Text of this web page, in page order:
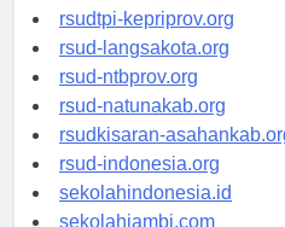
rsud-sulbarprov.org
rsudtpi-kepriprov.org
rsud-langsakota.org
rsud-ntbprov.org
rsud-natunakab.org
rsudkisaran-asahankab.org
rsud-indonesia.org
sekolahindonesia.id